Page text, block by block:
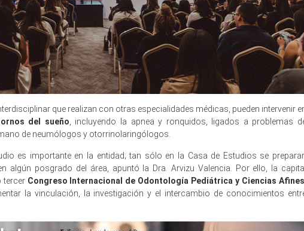
que realizan con otras especialidades médicas, pueden intervenir
del sueño , incluyendo la apnea y ronquidos, ligados a problemas
de neumólogos y otorrinolaringólogos.
es importante en la entidad; tan sólo en la Casa de Estudios se
algún posgrado del área, apuntó la Dra. Arvizu Valencia. Por ello, la capital
tercer Congreso Internacional de Odontología Pediátrica y Ciencias Afines
la vinculación, la investigación y el intercambio de conocimientos